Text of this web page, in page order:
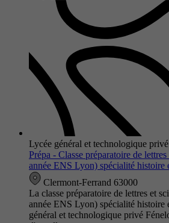
Lycée général et technologique
Prépa - Classe préparatoire de
année ENS Lyon) spécialité histoire
Clermont-Ferrand 63000
La classe préparatoire de lettres et
année ENS Lyon) spécialité histoire
général et technologique privé